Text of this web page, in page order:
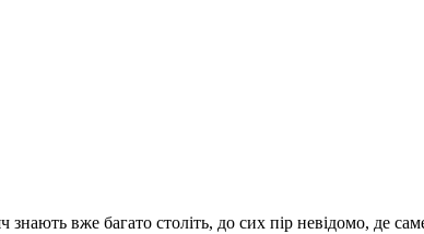
вже багато століть, до сих пір невідомо, де